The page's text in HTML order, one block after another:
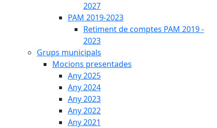
2027
PAM 2019-2023
Retiment de comptes PAM 2019 -
2023
Grups municipals
Mocions presentades
Any 2025
Any 2024
Any 2023
Any 2022
Any 2021